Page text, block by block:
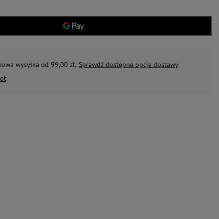
wysyłka od 99,00 zł. Sprawdź dostępne opcje dostawy